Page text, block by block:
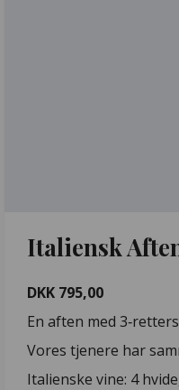
Italiensk
DKK 795,00
En aften med
Vores tjenere har
Italienske vine: 4